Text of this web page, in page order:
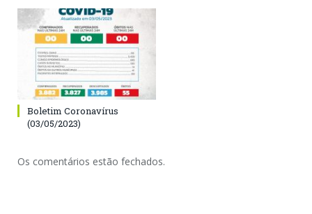
Boletim Coronavírus
(03/05/2023)
Os comentários estão fechados.